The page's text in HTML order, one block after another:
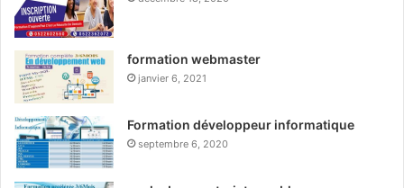
formation webmaster
janvier 6, 2021
Formation développeur informatique
septembre 6, 2020